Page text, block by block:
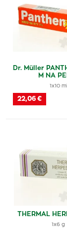
Dr. Müller
M NA
1x10 ml
22,06 €
THERMAL
1x6 g